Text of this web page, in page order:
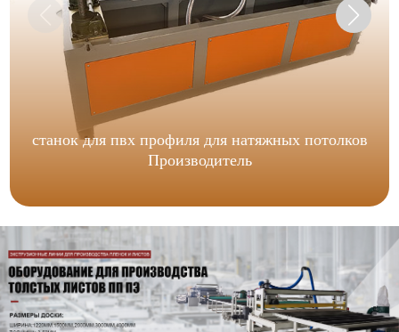
станок для пвх профиля для натяжных потолков
Производитель